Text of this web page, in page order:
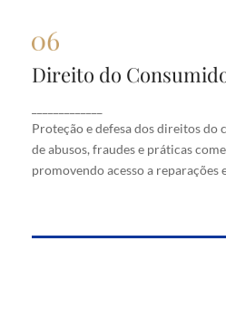
Direito do
Proteção e defesa dos direitos do
de abusos, fraudes e práticas
promovendo acesso a reparações
Direito do
situações de abusos, fraudes
injustas, promovendo acesso